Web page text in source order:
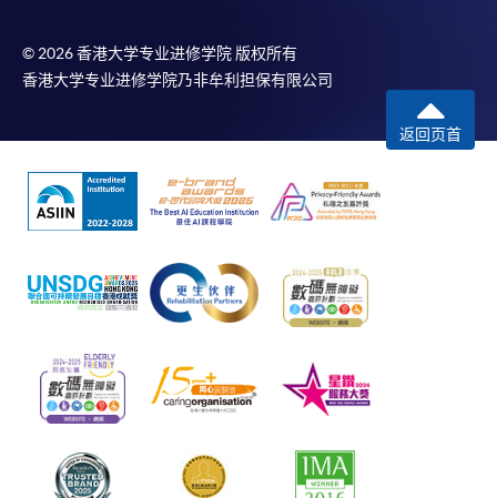
© 2026 香港大学专业进修学院 版权所有
香港大学专业进修学院乃非牟利担保有限公司
返回页首